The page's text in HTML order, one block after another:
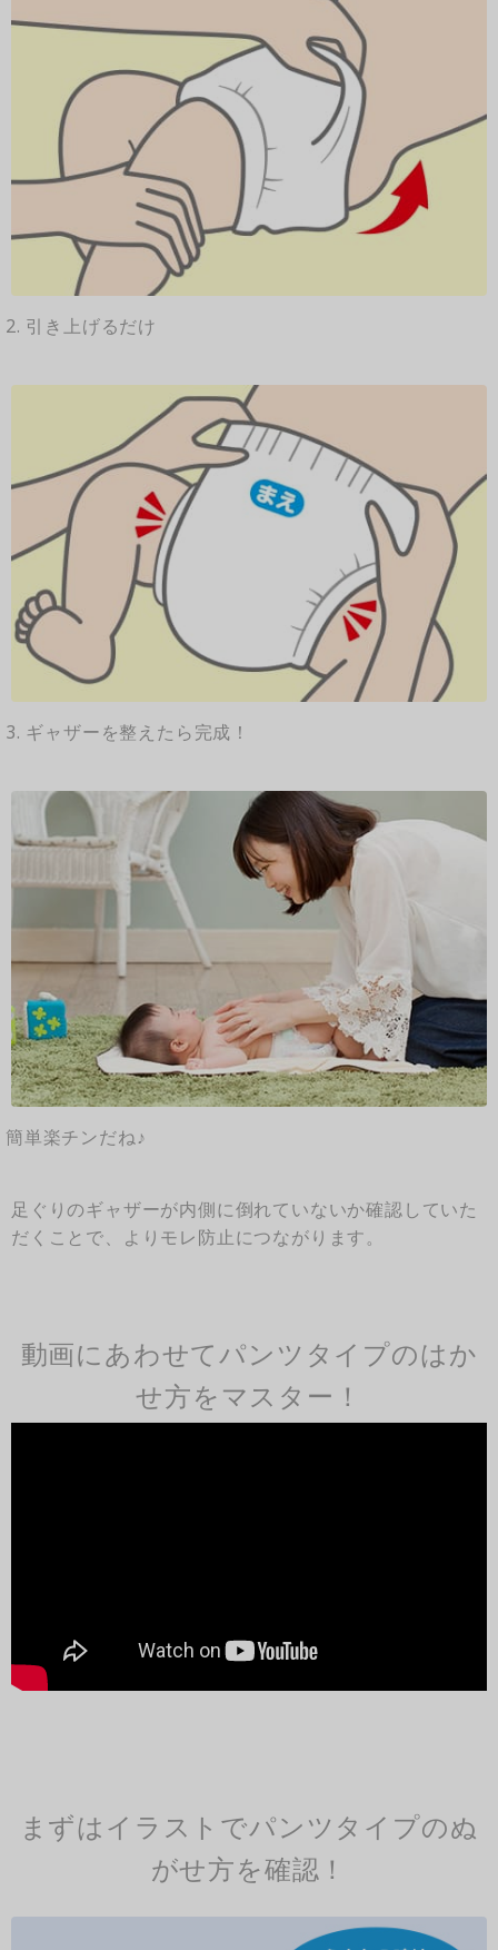
2. 引き上げるだけ
3. ギャザーを整えたら完成！
簡単楽チンだね♪
足ぐりのギャザーが内側に倒れていないか確認していた
だくことで、よりモレ防止につながります。
動画にあわせてパンツタイプのはか
せ方をマスター！
まずはイラストでパンツタイプのぬ
がせ方を確認！